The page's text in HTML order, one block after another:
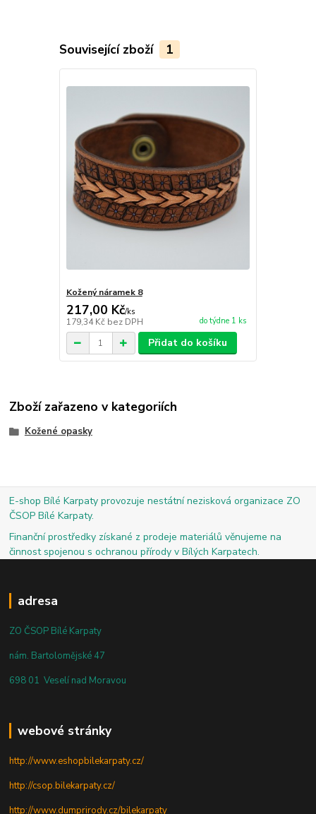
Související zboží 1
Kožený náramek 8
217,00 Kč/ks
179,34 Kč bez DPH do týdne 1 ks
Přidat do košíku
Zboží zařazeno v kategoriích
Kožené opasky
E-shop Bílé Karpaty provozuje nestátní nezisková organizace ZO
ČSOP Bílé Karpaty.
Finanční prostředky získané z prodeje materiálů věnujeme na
činnost spojenou s ochranou přírody v Bílých Karpatech.
adresa
ZO ČSOP Bílé Karpaty
nám. Bartolomějské 47
698 01 Veselí nad Moravou
webové stránky
http://www.eshopbilekarpaty.cz/
http://csop.bilekarpaty.cz/
http://www.dumprirody.cz/bilekarpaty